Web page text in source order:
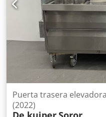
Puerta trasera
(2022)